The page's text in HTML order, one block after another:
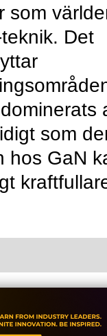
som
Det
som
hos GaN